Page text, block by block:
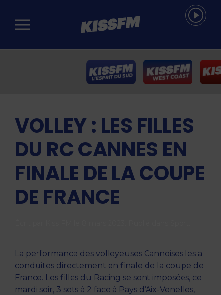
Passer au contenu principal
VOLLEY : LES FILLES
DU RC CANNES EN
FINALE DE LA COUPE
DE FRANCE
La performance des volleyeuses Cannoises les a
conduites directement en finale de la coupe de
France. Les filles du Racing se sont imposées, ce
mardi soir, 3 sets à 2 face à Pays d’Aix-Venelles,